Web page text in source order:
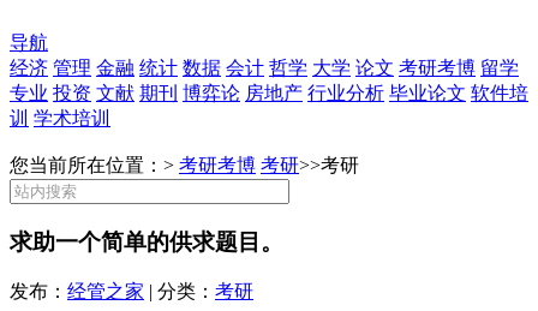
导航
经济 管理 金融 统计 数据 会计 哲学 大学 论文 考研考博 留学
专业 投资 文献 期刊 博弈论 房地产 行业分析 毕业论文 软件培
训 学术培训
您当前所在位置：> 考研考博 考研>>考研
求助一个简单的供求题目。
发布： 经管之家 | 分类： 考研